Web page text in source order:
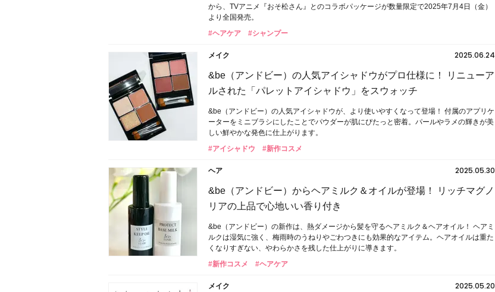
から、TVアニメ『おそ松さん』とのコラボパッケージが数量限定で2025年7⽉4⽇（⾦）
より全国発売。
#ヘアケア
#シャンプー
メイク
2025.06.24
&be（アンドビー）の人気アイシャドウがプロ仕様に！ リニューア
ルされた「パレットアイシャドウ」をスウォッチ
&be（アンドビー）の人気アイシャドウが、より使いやすくなって登場！ 付属のアプリケ
ーターをミニブラシにしたことでパウダーが肌にぴたっと密着。パールやラメの輝きが美
しい鮮やかな発色に仕上がります。
#アイシャドウ
#新作コスメ
ヘア
2025.05.30
&be（アンドビー）からヘアミルク＆オイルが登場！ リッチマグノ
リアの上品で心地いい香り付き
&be（アンドビー）の新作は、熱ダメージから髪を守るヘアミルク＆ヘアオイル！ ヘアミ
ルクは湿気に強く、梅雨時のうねりやごわつきにも効果的なアイテム。ヘアオイルは重た
くなりすぎない、やわらかさを残した仕上がりに導きます。
#新作コスメ
#ヘアケア
メイク
2025.05.20